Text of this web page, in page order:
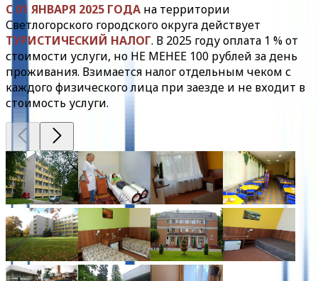
С 01 ЯНВАРЯ 2025 ГОДА на территории
Светлогорского городского округа действует
ТУРИСТИЧЕСКИЙ НАЛОГ. В 2025 году оплата 1 % от
стоимости услуги, но НЕ МЕНЕЕ 100 рублей за день
проживания. Взимается налог отдельным чеком с
каждого физического лица при заезде и не входит в
стоимость услуги.